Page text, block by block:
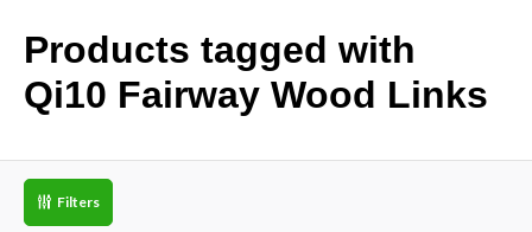
Products tagged with
Qi10 Fairway Wood Links
Filters